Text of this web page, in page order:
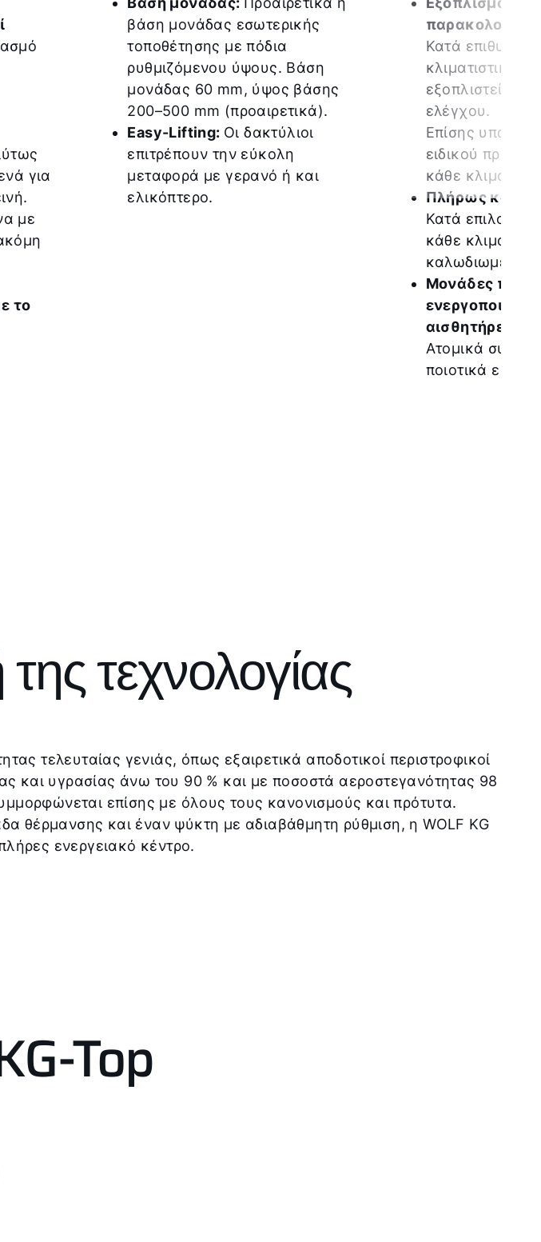
για
με
το
βάση μονάδας εσωτερικής
τοποθέτησης με πόδια
ρυθμιζόμενου ύψους. Βάση
μονάδας 60 mm, ύψος βάσης
200–500 mm (προαιρετικά).
Easy-Lifting: Οι δακτύλιοι
επιτρέπουν την εύκολη
μεταφορά με γερανό ή και
ελικόπτερο.
Κατά επιθυμία
κλιματιστική
εξοπλιστεί με
ελέγχου.
Επίσης
ειδικού
κάθε
Πλήρως
Κατά επιλογή
κάθε
καλωδιωμένη
Μονάδες
ενεργοποιητές
αισθητήρες:
Ατομικά
ποιοτικά
τεχνολογίας
τελευταίας γενιάς, όπως εξαιρετικά αποδοτικοί περιστροφικοί
και υγρασίας άνω του 90 % και με ποσοστά αεροστεγανότητας 98
επίσης με όλους τους κανονισμούς και πρότυτα.
και έναν ψύκτη με αδιαβάθμητη ρύθμιση, η WOLF KG
ενεργειακό κέντρο.
Top